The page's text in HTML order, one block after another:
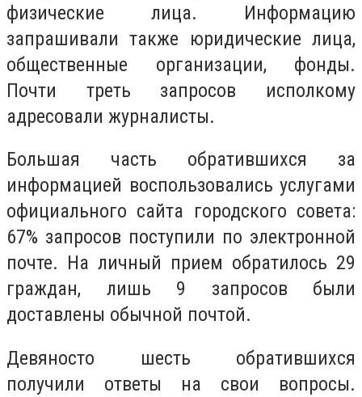
физические лица. Информацию
запрашивали также юридические лица,
общественные организации, фонды.
Почти треть запросов исполкому
адресовали журналисты.
Большая часть обратившихся за
информацией воспользовались услугами
официального сайта городского совета:
67% запросов поступили по электронной
почте. На личный прием обратилось 29
граждан, лишь 9 запросов были
доставлены обычной почтой.
Девяносто шесть обратившихся
получили ответы на свои вопросы.